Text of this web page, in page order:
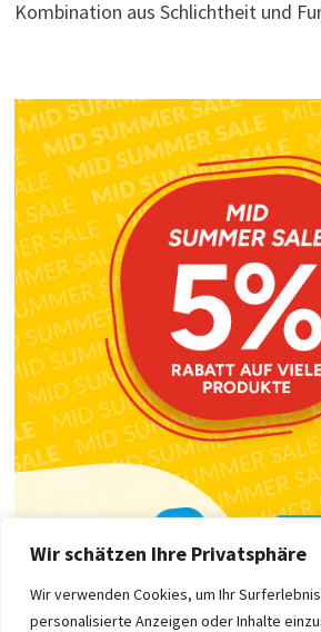
Wir schätzen Ihre Privatsphäre
Wir verwenden Cookies, um Ihr
personalisierte Anzeigen oder Inhalte
Kombination aus Schlichtheit und